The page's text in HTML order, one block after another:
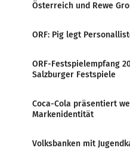
Österreich und Rewe
ORF: Pig legt
ORF-Festspielempfang
Salzburger Festspiele
Coca-Cola präsentiert
Markenidentität
Volksbanken mit